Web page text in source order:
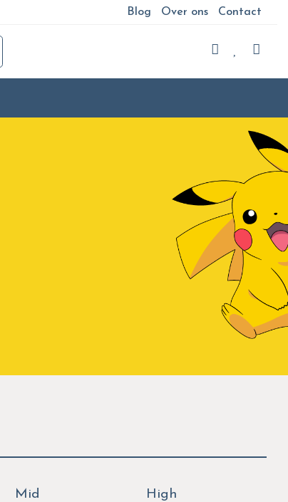
Blog Over ons Contact
Mid
High